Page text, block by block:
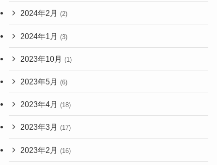
2024年2月 (2)
2024年1月 (3)
2023年10月 (1)
2023年5月 (6)
2023年4月 (18)
2023年3月 (17)
2023年2月 (16)